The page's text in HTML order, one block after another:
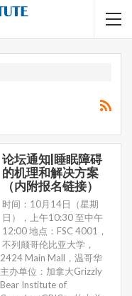
论坛通知|睡眠障碍
的机理和解决方案
（内附报名链接）
时间：10月14日（星期
日），上午10:30 至中午
12:00 地点：FSC 4001，
不列颠哥伦比亚大学，
2424 Main Mall，温哥华
主办单位：加拿大Grizzly
Bear Institute of